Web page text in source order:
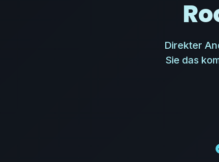
Direkter
Sie das